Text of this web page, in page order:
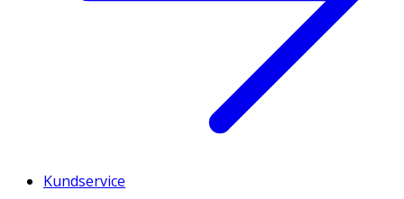
Kundservice